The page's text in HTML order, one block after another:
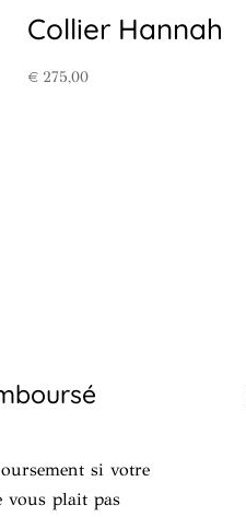
Collier Hannah
€ 275,00
si votre
vous plait pas